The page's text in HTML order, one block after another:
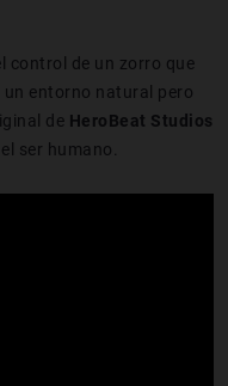
control de un zorro que
un entorno natural pero
de HeroBeat Studios
ser humano.